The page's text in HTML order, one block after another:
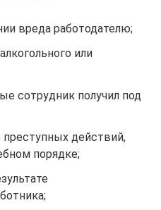
вреда работодателю;
или
сотрудник получил под
преступных действий,
порядке;